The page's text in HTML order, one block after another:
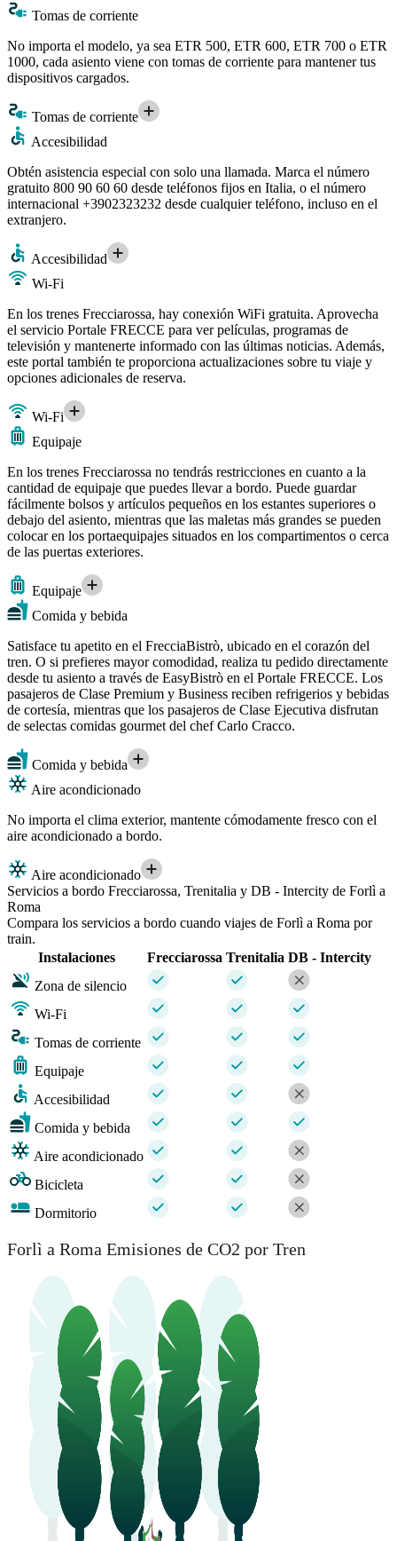
Tomas de corriente
No importa el modelo, ya sea ETR 500, ETR 600, ETR 700 o ETR
1000, cada asiento viene con tomas de corriente para mantener tus
dispositivos cargados.
Tomas de corriente
Accesibilidad
Obtén asistencia especial con solo una llamada. Marca el número
gratuito 800 90 60 60 desde teléfonos fijos en Italia, o el número
internacional +3902323232 desde cualquier teléfono, incluso en el
extranjero.
Accesibilidad
Wi-Fi
En los trenes Frecciarossa, hay conexión WiFi gratuita. Aprovecha
el servicio Portale FRECCE para ver películas, programas de
televisión y mantenerte informado con las últimas noticias. Además,
este portal también te proporciona actualizaciones sobre tu viaje y
opciones adicionales de reserva.
Wi-Fi
Equipaje
En los trenes Frecciarossa no tendrás restricciones en cuanto a la
cantidad de equipaje que puedes llevar a bordo. Puede guardar
fácilmente bolsos y artículos pequeños en los estantes superiores o
debajo del asiento, mientras que las maletas más grandes se pueden
colocar en los portaequipajes situados en los compartimentos o cerca
de las puertas exteriores.
Equipaje
Comida y bebida
Satisface tu apetito en el FrecciaBistrò, ubicado en el corazón del
tren. O si prefieres mayor comodidad, realiza tu pedido directamente
desde tu asiento a través de EasyBistrò en el Portale FRECCE. Los
pasajeros de Clase Premium y Business reciben refrigerios y bebidas
de cortesía, mientras que los pasajeros de Clase Ejecutiva disfrutan
de selectas comidas gourmet del chef Carlo Cracco.
Comida y bebida
Aire acondicionado
No importa el clima exterior, mantente cómodamente fresco con el
aire acondicionado a bordo.
Aire acondicionado
Servicios a bordo Frecciarossa, Trenitalia y DB - Intercity de Forlì a
Roma
Compara los servicios a bordo cuando viajes de Forlì a Roma por
train.
Instalaciones
Frecciarossa Trenitalia DB - Intercity
Zona de silencio
Wi-Fi
Tomas de corriente
Equipaje
Accesibilidad
Comida y bebida
Aire acondicionado
Bicicleta
Dormitorio
Forlì a Roma Emisiones de CO2 por Tren